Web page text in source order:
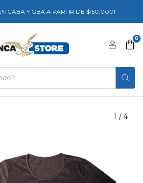
CABA Y GBA A PARTIR DE $150.000!
0
1 / 4